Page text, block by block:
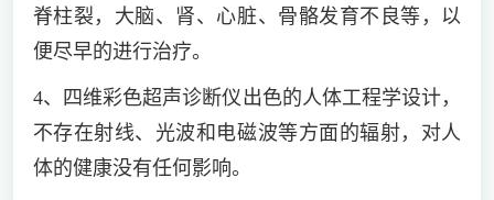
脊柱裂，大脑、肾、心脏、骨骼发育不良等，以
便尽早的进行治疗。
4、四维彩色超声诊断仪出色的人体工程学设计，
不存在射线、光波和电磁波等方面的辐射，对人
体的健康没有任何影响。